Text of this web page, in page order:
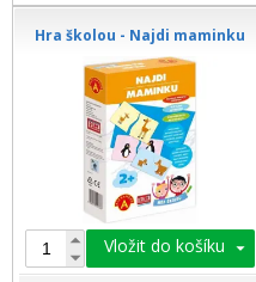
Hra školou - Najdi maminku
Vložit do košíku